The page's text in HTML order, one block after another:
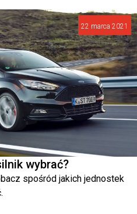
22 marca 2021
wybrać?
spośród jakich jednostek